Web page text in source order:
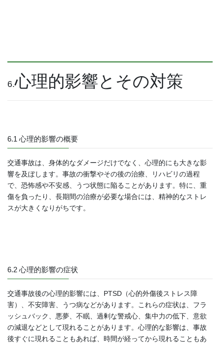
6.心理的影響とその対策
6.1 心理的影響の概要
交通事故は、身体的なダメージだけでなく、心理的にも大きな影
響を及ぼします。事故の衝撃やその後の治療、リハビリの過程
で、恐怖感や不安感、うつ状態に陥ることがあります。特に、重
傷を負ったり、長期間の治療が必要な場合には、精神的なストレ
スが大きくなりがちです。
6.2 心理的影響の症状
交通事故後の心理的影響には、PTSD（心的外傷後ストレス障
害）、不安障害、うつ病などがあります。これらの症状は、フラ
ッシュバック、悪夢、不眠、過剰な警戒心、集中力の低下、意欲
の減退などとして現れることがあります。心理的な影響は、事故
後すぐに現れることもあれば、時間が経ってから現れることもあ